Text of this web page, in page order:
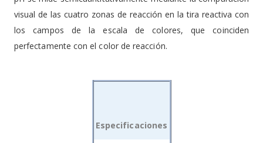
visual de las cuatro zonas de reacción en la tira reactiva con
los campos de la escala de colores, que coinciden
perfectamente con el color de reacción.
Especificaciones